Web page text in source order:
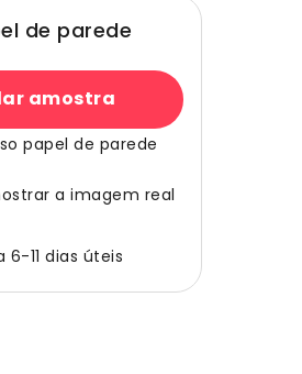
de parede
amostra
papel de parede
a imagem real
6-11 dias úteis